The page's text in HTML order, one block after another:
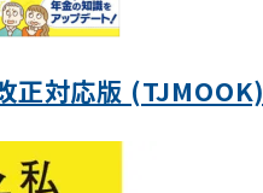
正対応版 (TJMOOK)